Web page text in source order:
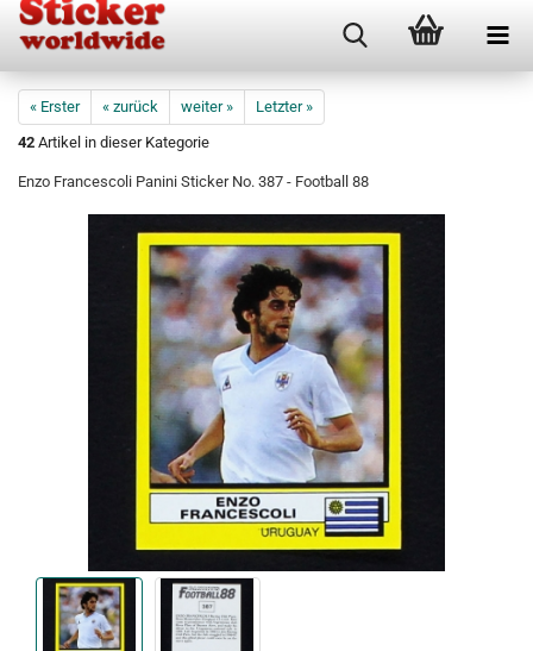
« Erster « zurück weiter »
Letzter »
42 Artikel in dieser Kategorie
Enzo Francescoli Panini Sticker No. 387 - Football 88